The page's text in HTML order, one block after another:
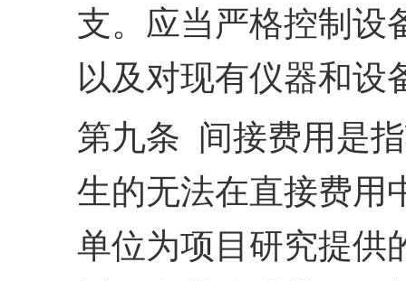
支。 应当严格控制设
以及对现有仪器和设
第九条 间接费用是
生的无法在直接费用
单位为项目研究提供